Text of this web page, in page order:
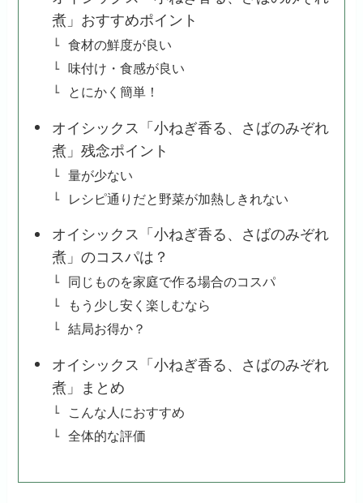
煮」おすすめポイント
食材の鮮度が良い
味付け・食感が良い
とにかく簡単！
オイシックス「小ねぎ香る、さばのみぞれ
煮」残念ポイント
量が少ない
レシピ通りだと野菜が加熱しきれない
オイシックス「小ねぎ香る、さばのみぞれ
煮」のコスパは？
同じものを家庭で作る場合のコスパ
もう少し安く楽しむなら
結局お得か？
オイシックス「小ねぎ香る、さばのみぞれ
煮」まとめ
こんな人におすすめ
全体的な評価